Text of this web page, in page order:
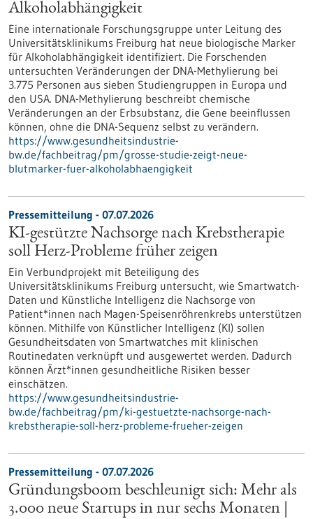
Alkoholabhängigkeit
Eine internationale Forschungsgruppe unter Leitung des
Universitätsklinikums Freiburg hat neue biologische Marker
für Alkoholabhängigkeit identifiziert. Die Forschenden
untersuchten Veränderungen der DNA-Methylierung bei
3.775 Personen aus sieben Studiengruppen in Europa und
den USA. DNA-Methylierung beschreibt chemische
Veränderungen an der Erbsubstanz, die Gene beeinflussen
können, ohne die DNA-Sequenz selbst zu verändern.
https://www.gesundheitsindustrie-
bw.de/fachbeitrag/pm/grosse-studie-zeigt-neue-
blutmarker-fuer-alkoholabhaengigkeit
Pressemitteilung - 07.07.2026
KI-gestützte Nachsorge nach Krebstherapie
soll Herz-Probleme früher zeigen
Ein Verbundprojekt mit Beteiligung des
Universitätsklinikums Freiburg untersucht, wie Smartwatch-
Daten und Künstliche Intelligenz die Nachsorge von
Patient*innen nach Magen-Speisenröhrenkrebs unterstützen
können. Mithilfe von Künstlicher Intelligenz (KI) sollen
Gesundheitsdaten von Smartwatches mit klinischen
Routinedaten verknüpft und ausgewertet werden. Dadurch
können Ärzt*innen gesundheitliche Risiken besser
einschätzen.
https://www.gesundheitsindustrie-
bw.de/fachbeitrag/pm/ki-gestuetzte-nachsorge-nach-
krebstherapie-soll-herz-probleme-frueher-zeigen
Pressemitteilung - 07.07.2026
Gründungsboom beschleunigt sich: Mehr als
3.000 neue Startups in nur sechs Monaten |